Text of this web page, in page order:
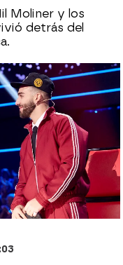
Moliner y los
detrás del
Lucas
de La Voz